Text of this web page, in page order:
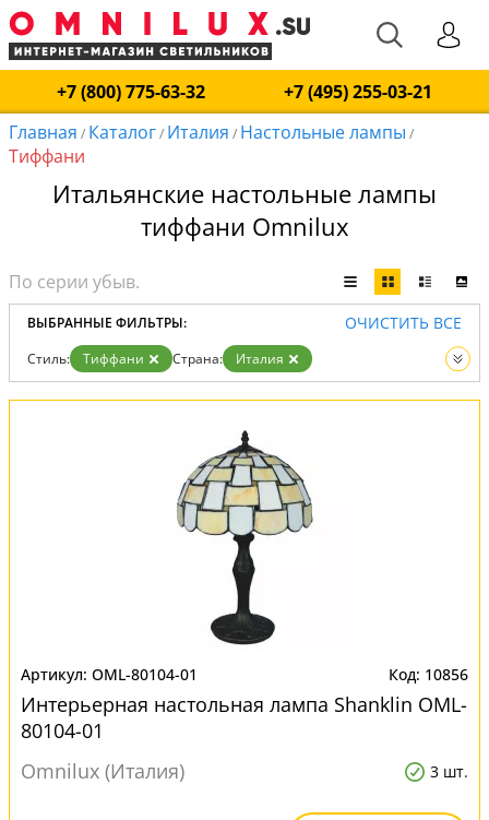
+7 (800) 775-63-32
+7 (495) 255-03-21
Главная / Каталог/ Италия / Настольные лампы /
Тиффани
Итальянские настольные лампы
тиффани Omnilux
ВЫБРАННЫЕ ФИЛЬТРЫ: ОЧИСТИТЬ ВСЕ
Стиль: Тиффани Страна:
Италия
Вид:
Настольные лампы
OML-80104-01 10856
Интерьерная настольная лампа Shanklin OML-
80104-01
Omnilux (Италия)
3 шт.